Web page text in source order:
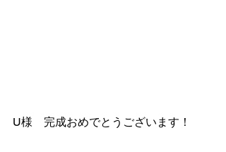
U様　完成おめでとうございます！